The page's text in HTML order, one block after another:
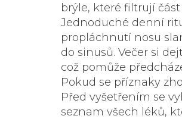
brýle, které filtrují část
Jednoduché denní
propláchnutí nosu
do sinusů. Večer si
což pomůže
Pokud se příznaky
Před vyšetřením se
seznam všech léků,